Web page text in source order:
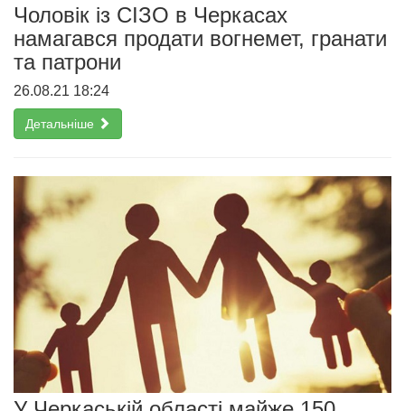
Чоловік із СІЗО в Черкасах
намагався продати вогнемет, гранати
та патрони
26.08.21 18:24
Детальніше